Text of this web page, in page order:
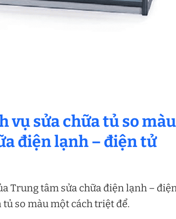
vụ sửa chữa tủ so màu
điện lạnh – điện tử
Trung tâm sửa chữa điện lạnh –
so màu một cách triệt để.